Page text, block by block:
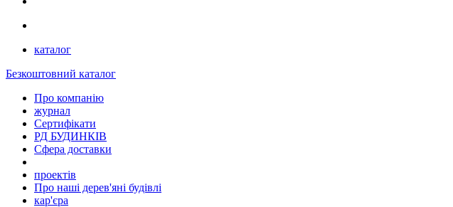
каталог
Безкоштовний каталог
Про компанію
журнал
Сертифікати
РД БУДИНКІВ
Сфера доставки
проектів
Про наші дерев'яні будівлі
кар'єра